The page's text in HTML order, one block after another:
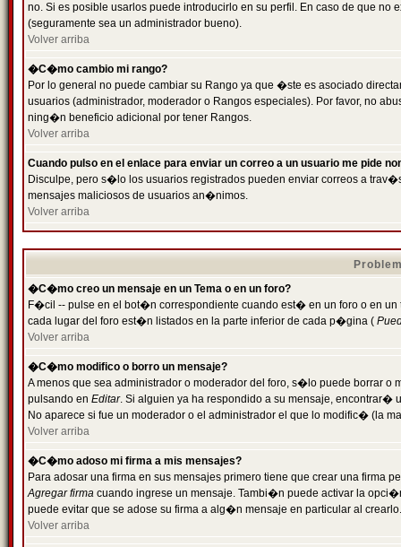
no. Si es posible usarlos puede introducirlo en su perfil. En caso de que
(seguramente sea un administrador bueno).
Volver arriba
�C�mo cambio mi rango?
Por lo general no puede cambiar su Rango ya que �ste es asociado
usuarios (administrador, moderador o Rangos especiales). Por favor, no
ning�n beneficio adicional por tener Rangos.
Volver arriba
Cuando pulso en el enlace para enviar un correo a un usuario me pide
Disculpe, pero s�lo los usuarios registrados pueden enviar correos a
mensajes maliciosos de usuarios an�nimos.
Volver arriba
�C�mo creo un mensaje en un Tema o en un foro?
F�cil -- pulse en el bot�n correspondiente cuando est� en un foro o en
cada lugar del foro est�n listados en la parte inferior de cada p�gina (
Volver arriba
�C�mo modifico o borro un mensaje?
A menos que sea administrador o moderador del foro, s�lo puede borrar o
pulsando en Editar. Si alguien ya ha respondido a su mensaje, encontrar�
No aparece si fue un moderador o el administrador el que lo modific� (la
Volver arriba
�C�mo adoso mi firma a mis mensajes?
Para adosar una firma en sus mensajes primero tiene que crear una firma
Agregar firma cuando ingrese un mensaje. Tambi�n puede activar la
puede evitar que se adose su firma a alg�n mensaje en particular al crearlo.
Volver arriba